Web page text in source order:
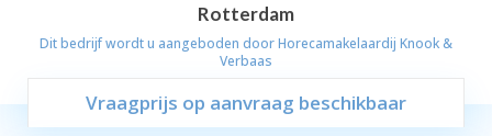
Rotterdam
Dit bedrijf wordt u aangeboden doorHorecamakelaardij Knook &
Verbaas
Vraagprijs op aanvraag beschikbaar